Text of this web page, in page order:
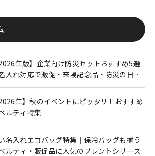
2026年版】企業向け防災セットおすすめ5選
名入れ対応で販促・来場記念品・防災の日に
2026年】秋のイベントにピッタリ！おすすめ
ルティ特集
名入れエコバッグ特集｜保冷バッグも揃う
ルティ・販促品に人気のプレントシリーズ